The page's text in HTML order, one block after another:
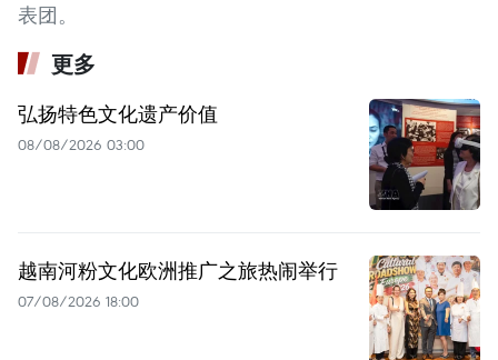
表团。
更多
弘扬特色文化遗产价值
08/08/2026 03:00
越南河粉文化欧洲推广之旅热闹举行
07/08/2026 18:00